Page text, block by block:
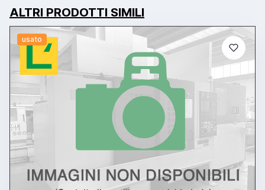
ALTRI PRODOTTI SIMILI
usato